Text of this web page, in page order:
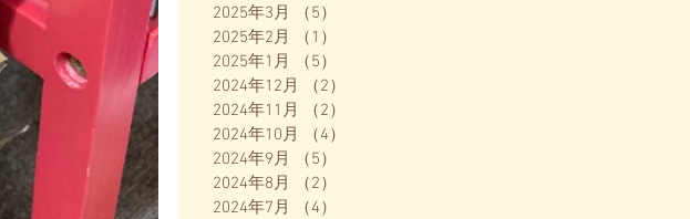
2025年3月
（5）
2025年2月
（1）
2025年1月
（5）
2024年12月
（2）
2024年11月
（2）
2024年10月
（4）
2024年9月
（5）
2024年8月
（2）
2024年7月
（4）